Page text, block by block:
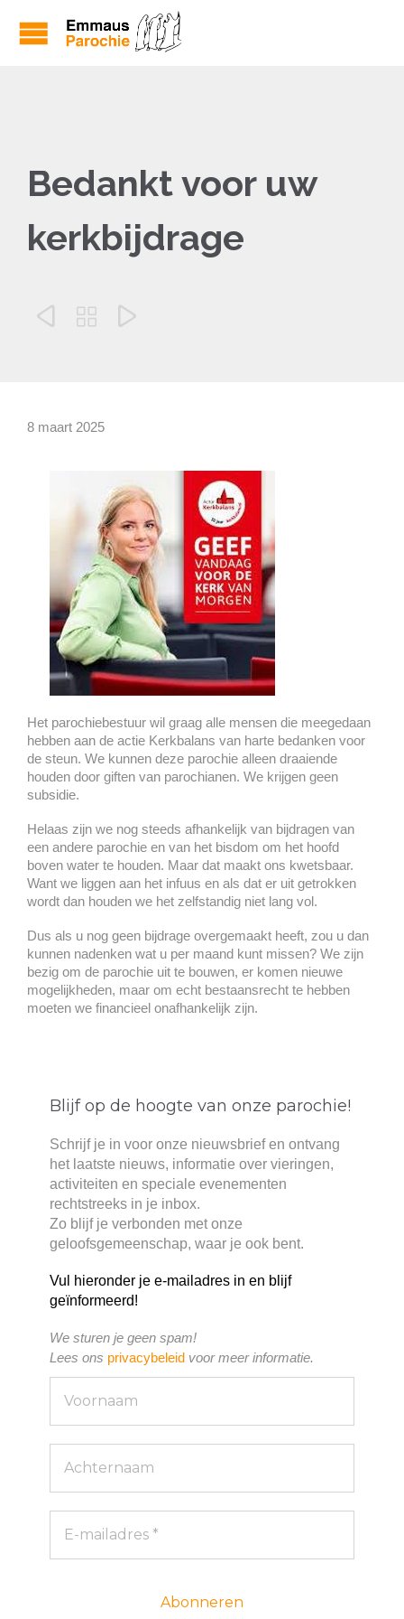
Bedankt voor uw
kerkbijdrage
  
8 maart 2025
Het parochiebestuur wil graag alle mensen die meegedaan
hebben aan de actie Kerkbalans van harte bedanken voor
de steun. We kunnen deze parochie alleen draaiende
houden door giften van parochianen. We krijgen geen
subsidie.
Helaas zijn we nog steeds afhankelijk van bijdragen van
een andere parochie en van het bisdom om het hoofd
boven water te houden. Maar dat maakt ons kwetsbaar.
Want we liggen aan het infuus en als dat er uit getrokken
wordt dan houden we het zelfstandig niet lang vol.
Dus als u nog geen bijdrage overgemaakt heeft, zou u dan
kunnen nadenken wat u per maand kunt missen? We zijn
bezig om de parochie uit te bouwen, er komen nieuwe
mogelijkheden, maar om echt bestaansrecht te hebben
moeten we financieel onafhankelijk zijn.
Blijf op de hoogte van onze parochie!
Schrijf je in voor onze nieuwsbrief en ontvang
het laatste nieuws, informatie over vieringen,
activiteiten en speciale evenementen
rechtstreeks in je inbox.
Zo blijf je verbonden met onze
geloofsgemeenschap, waar je ook bent.
Vul hieronder je e-mailadres in en blijf
geïnformeerd!
We sturen je geen spam!
Lees ons privacybeleid voor meer informatie.